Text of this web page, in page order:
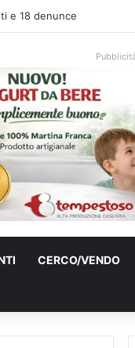
in gravi condizioni
CERCO/VENDO